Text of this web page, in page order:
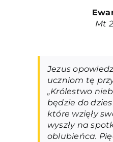
Mt
Jezus
uczniom tę
„Królestwo
będzie do
które wzięły
wyszły na
oblubieńca.